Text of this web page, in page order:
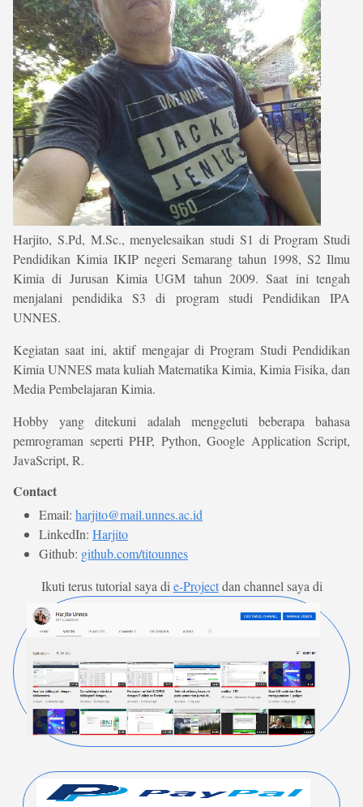
Harjito, S.Pd, M.Sc., menyelesaikan studi S1 di Program Studi
Pendidikan Kimia IKIP negeri Semarang tahun 1998, S2 Ilmu
Kimia di Jurusan Kimia UGM tahun 2009. Saat ini tengah
menjalani pendidika S3 di program studi Pendidikan IPA
UNNES.
Kegiatan saat ini, aktif mengajar di Program Studi Pendidikan
Kimia UNNES mata kuliah Matematika Kimia, Kimia Fisika, dan
Media Pembelajaran Kimia.
Hobby yang ditekuni adalah menggeluti beberapa bahasa
pemrograman seperti PHP, Python, Google Application Script,
JavaScript, R.
Contact
Email: harjito@mail.unnes.ac.id
LinkedIn: Harjito
Github: github.com/titounnes
Ikuti terus tutorial saya di e-Projectdan channel saya di